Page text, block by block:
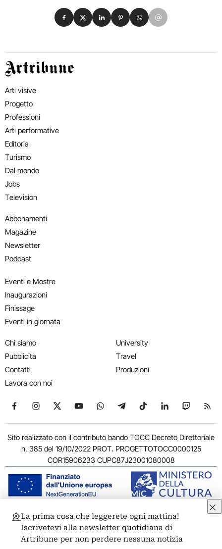
Condividi su Facebook
Condividi su X
Condividi su LinkedIn
Condividi su Pinterest
Condividi su WhatsApp
Condividi su Email
Artribune
Arti visive
Progetto
Professioni
Arti performative
Editoria
Turismo
Dal mondo
Jobs
Television
Abbonamenti
Magazine
Newsletter
Podcast
Eventi e Mostre
Inaugurazioni
Finissage
Eventi in giornata
Chi siamo
Pubblicità
Contatti
Lavora con noi
University
Travel
Produzioni
Seguici su Facebook
Seguici su Instagram
Seguici su X
Seguici su YouTube
Seguici su WhatsApp
Seguici su Telegram
Seguici su TikTok
Seguici su
Seguici
Sito realizzato con il contributo bando TOCC Decreto Direttoriale
n. 385 del 19/10/2022 PROT. PROGETTOTOCC0000125
COR15906233 CUPC87J23001080008
© 2011-2026 ARTRIBUNE srl – Corso Vittorio Emanuele II, 287 –
00186 Roma - P.I. 11381581005
Privacy: Responsabile della protezione dei dati personali
La prima cosa che leggerete ogni mattina!
Iscrivetevi alla newsletter quotidiana di
Artribune per non perdere nessuna notizia